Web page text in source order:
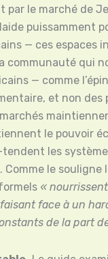
par le marché de
puissamment
— ces espaces
communauté qui
— comme
et non des
le pouvoir
les
Comme le souligne
«
face à un
de la part